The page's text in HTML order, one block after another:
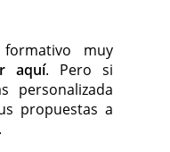
muy
aquí. Pero si
personalizada
propuestas a